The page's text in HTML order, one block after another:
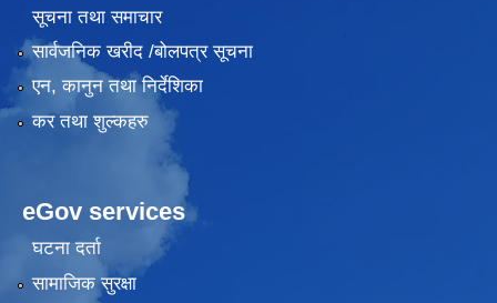
सूचना तथा समाचार
सार्वजनिक खरीद /बोलपत्र सूचना
एन, कानुन तथा निर्देशिका
कर तथा शुल्कहरु
eGov services
घटना दर्ता
सामाजिक सुरक्षा